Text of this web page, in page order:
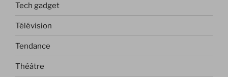
Tech gadget
Télévision
Tendance
Théâtre